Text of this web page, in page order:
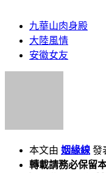
九華山肉身殿
大陸風情
安徽女友
本文由 姻緣線 發
轉載請務必保留